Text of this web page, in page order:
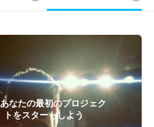
あなたの最初のプロジェク
トをスタートしよう